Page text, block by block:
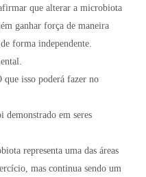
que alterar a microbiota
ganhar força de maneira
forma independente.
que isso poderá fazer no
demonstrado em seres
representa uma das áreas
mas continua sendo um